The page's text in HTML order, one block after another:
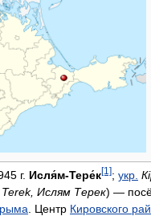
г. Исля́м-Тере́к[1]; укр.
Ислям Терек) —
. Центр Кировского